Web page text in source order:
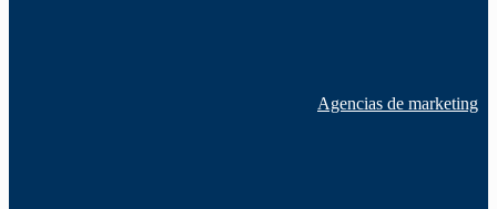
Agencias de marketing